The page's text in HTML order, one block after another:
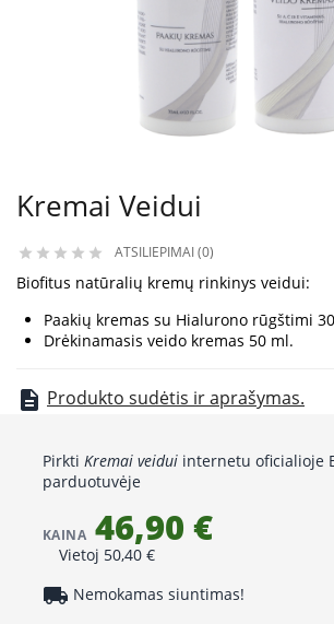
Kremai Veidui
     ATSILIEPIMAI (0)
Biofitus natūralių kremų rinkinys veidui:
Paakių kremas su Hialurono rūgštimi
Drėkinamasis veido kremas 50 ml.
description Produkto sudėtis ir aprašymas.
Pirkti Kremai veidui internetu oficialioje
parduotuvėje
KAINA 46,90 €
Vietoj 50,40 €
local_shipping Nemokamas siuntimas!